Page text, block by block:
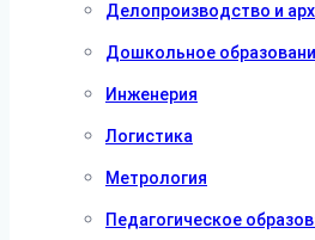
Делопроизводство и
Дошкольное
Инженерия
Логистика
Метрология
Педагогическое